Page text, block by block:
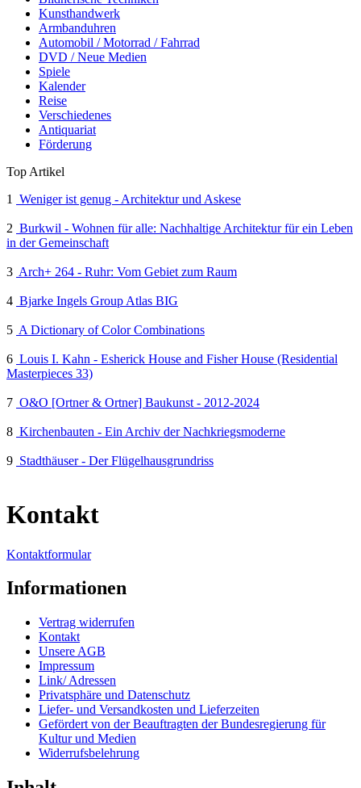
Kunsthandwerk
Armbanduhren
Automobil / Motorrad / Fahrrad
DVD / Neue Medien
Spiele
Kalender
Reise
Verschiedenes
Antiquariat
Förderung
Top Artikel
1
Weniger ist genug - Architektur und Askese
2 Burkwil - Wohnen für alle: Nachhaltige Architektur für ein Leben
in der Gemeinschaft
3 Arch+ 264 - Ruhr: Vom Gebiet zum Raum
4 Bjarke Ingels Group Atlas BIG
5 A Dictionary of Color Combinations
6 Louis I. Kahn - Esherick House and Fisher House (Residential
Masterpieces 33)
7 O&O [Ortner & Ortner] Baukunst - 2012-2024
8 Kirchenbauten - Ein Archiv der Nachkriegsmoderne
9 Stadthäuser - Der Flügelhausgrundriss
Kontakt
Kontaktformular
Informationen
Vertrag widerrufen
Kontakt
Unsere AGB
Impressum
Link/ Adressen
Privatsphäre und Datenschutz
Liefer- und Versandkosten und Lieferzeiten
Gefördert von der Beauftragten der Bundesregierung für
Kultur und Medien
Widerrufsbelehrung